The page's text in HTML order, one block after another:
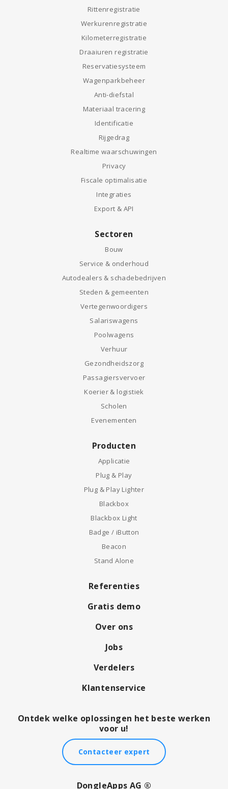
Rittenregistratie
Werkurenregistratie
Kilometerregistratie
Draaiuren registratie
Reservatiesysteem
Wagenparkbeheer
Anti-diefstal
Materiaal tracering
Identificatie
Rijgedrag
Realtime waarschuwingen
Privacy
Fiscale optimalisatie
Integraties
Export & API
Sectoren
Bouw
Service & onderhoud
Autodealers & schadebedrijven
Steden & gemeenten
Vertegenwoordigers
Salariswagens
Poolwagens
Verhuur
Gezondheidszorg
Passagiersvervoer
Koerier & logistiek
Scholen
Evenementen
Producten
Applicatie
Plug & Play
Plug & Play Lighter
Blackbox
Blackbox Light
Badge / iButton
Beacon
Stand Alone
Referenties
Gratis demo
Over ons
Jobs
Verdelers
Klantenservice
Ontdek welke oplossingen het beste werken
voor u!
Contacteer expert
DongleApps AG ®